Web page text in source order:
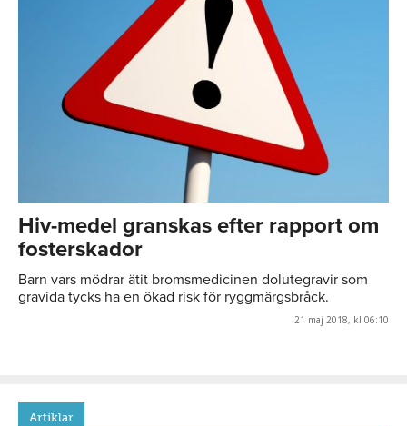
Hiv-medel granskas efter rapport om
fosterskador
Barn vars mödrar ätit bromsmedicinen dolutegravir som
gravida tycks ha en ökad risk för ryggmärgsbråck.
21 maj 2018, kl 06:10
Artiklar